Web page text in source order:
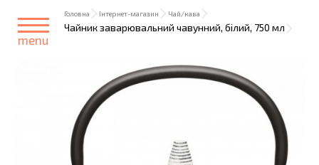
menu
Головна Інтернет-магазин Чай/кава
Чайник заварювальний чавунний, білий, 750 мл